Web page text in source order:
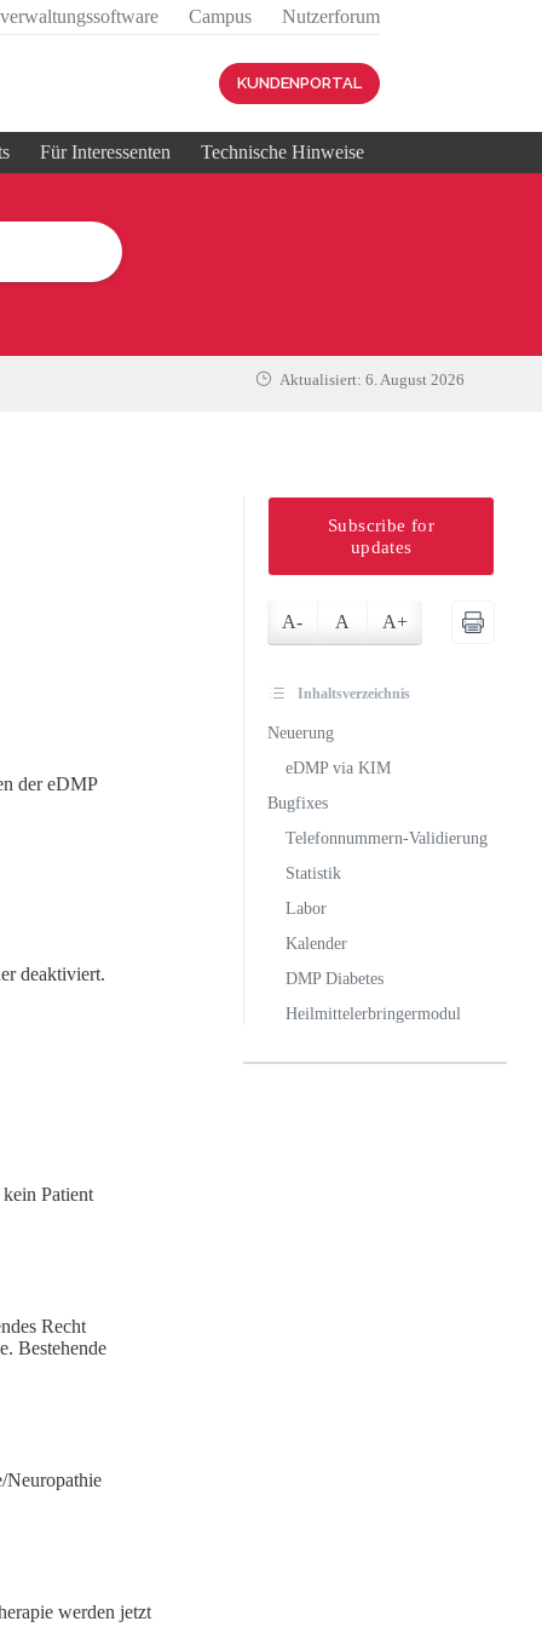
Campus Nutzerforum
KUNDENPORTAL
Für Interessenten Technische Hinweise
Aktualisiert: 6. August 2026
der eDMP
deaktiviert.
Patient
Recht
Bestehende
Neuropathie
werden jetzt
Subscribe for
updates
A- A A+
Inhaltsverzeichnis
Neuerung
eDMP via KIM
Bugfixes
Telefonnummern-Validierung
Statistik
Labor
Kalender
DMP Diabetes
Heilmittelerbringermodul